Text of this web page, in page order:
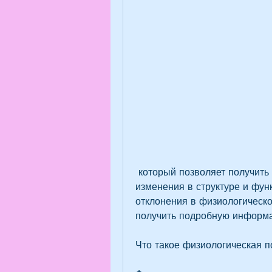
изменения в структуре и
отклонения в
получить подробную
Что такое физиологическая